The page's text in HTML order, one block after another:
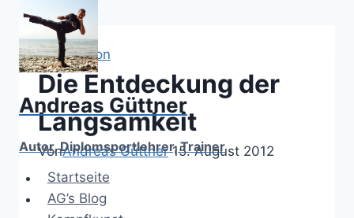
Zum
springen
Andreas Güttner
Autor, Diplomsportlehrer, Trainer
Startseite
AG’s Blog
slowmotion
Die Entdeckung der
Langsamkeit
VonAndreas Güttner 15. August 2012